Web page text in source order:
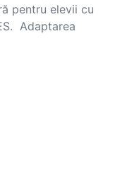
pentru elevii cu
Adaptarea